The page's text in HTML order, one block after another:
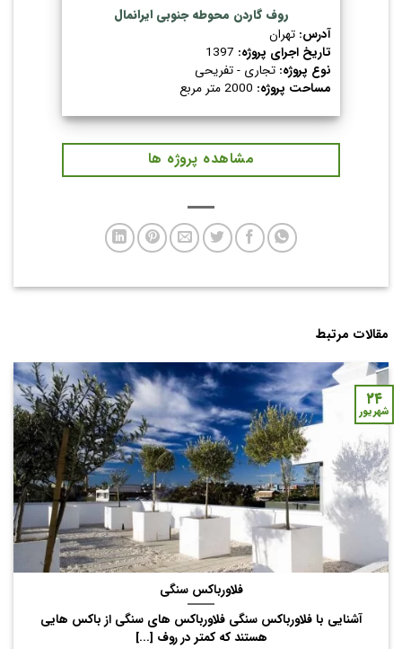
روف گاردن محوطه جنوبی ایرانمال
آدرس: تهران
تاریخ اجرای پروژه:
نوع پروژه: تجاری - تفریحی
مساحت پروژه:
مشاهده پروژه ها
مقالات مرتبط
فلاورباکس سنگی
آشنایی با فلاورباکس سنگی فلاورباکس های سنگی از باکس هایی
هستند که کمتر در روف [...]
۲۴
شهریور